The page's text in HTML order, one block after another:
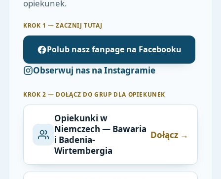
opiekunek.
KROK 1 — ZACZNIJ TUTAJ
Polub nasz fanpage na Facebooku
Obserwuj nas na Instagramie
KROK 2 — DOŁĄCZ DO GRUP DLA OPIEKUNEK
Opiekunki w
Niemczech — Bawaria
i Badenia-
Wirtembergia
Dołącz →